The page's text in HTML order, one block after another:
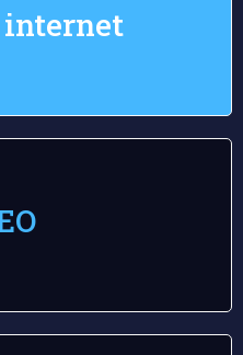
internet